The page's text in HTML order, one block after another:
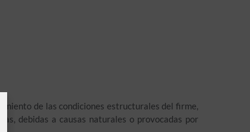
de las condiciones estructurales del firme,
debidas a causas naturales o provocadas por